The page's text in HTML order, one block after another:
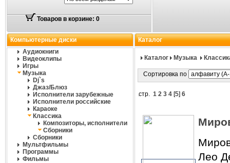
Товаров в корзине: 0
Компьютерные диски
Аудиокниги
Видеоклипы
Игры
Музыка
Dj`s
Джаз/Блюз
Исполнители зарубежные
Исполнители российские
Караоке
Классика
Композиторы, исполнители
Сборники
Сборники
Мультфильмы
Программы
Фильмы
Каталог
Каталог Музыка
Сортировка по
стр. 1 2 3 4 [5] 6
Лео